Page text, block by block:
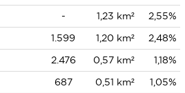
- 1,23 km²
2,55%
1.599 1,20 km²
2,48%
2.476 0,57 km²
1,18%
687 0,51 km²
1,05%